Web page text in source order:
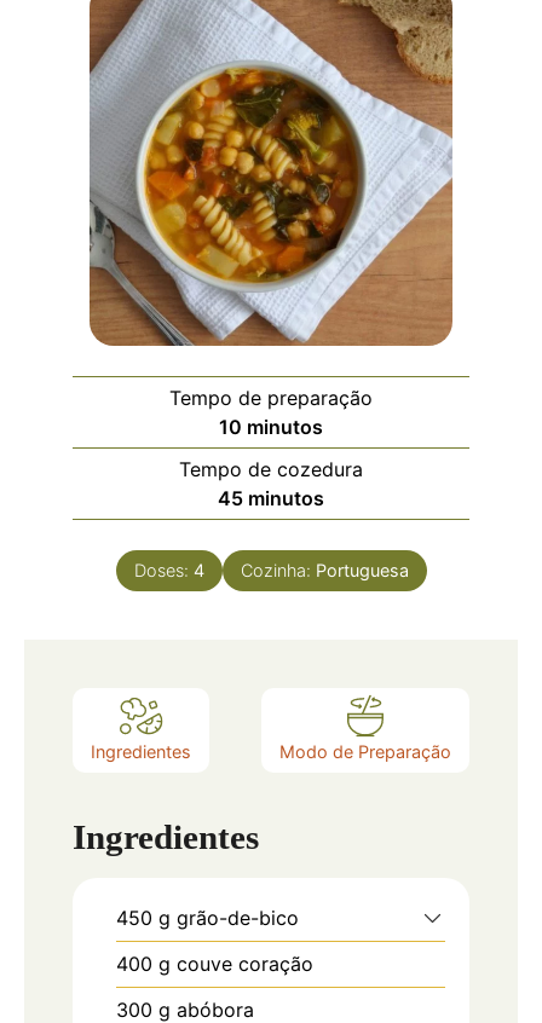
Tempo de preparação
10 minutos
Tempo de cozedura
45 minutos
Doses: 4 Cozinha: Portuguesa
Ingredientes Modo de Preparação
Ingredientes
450 g grão-de-bico
400 g couve coração
300 g abóbora